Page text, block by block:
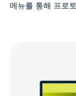
메뉴를 통해 프로